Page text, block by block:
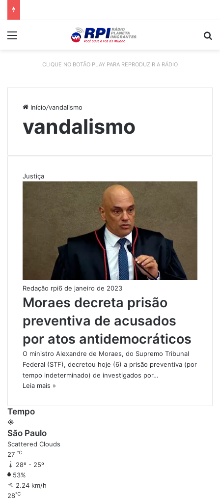
CLIQUE NO BOTÃO PLAY PARA REPRODUZIR A RÁDIO
Início/vandalismo
vandalismo
Justiça
Redação rpi6 de janeiro de 2023
Moraes decreta prisão
preventiva de acusados
por atos antidemocráticos
O ministro Alexandre de Moraes, do Supremo Tribunal
Federal (STF), decretou hoje (6) a prisão preventiva (por
tempo indeterminado) de investigados por…
Leia mais »
Tempo
São Paulo
Scattered Clouds
27 ℃
28º - 25º
53%
2.24 km/h
28℃